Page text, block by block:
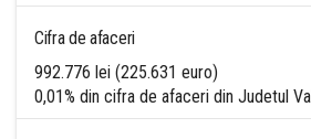
Cifra de afaceri
992.776 lei (225.631 euro)
0,01% din cifra de afaceri din Judetul